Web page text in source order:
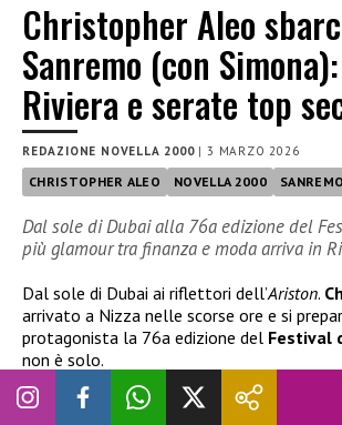
Christopher Aleo
Sanremo (con
Riviera e serate top
REDAZIONE NOVELLA 2000|3 MARZO 2026
CHRISTOPHER ALEO NOVELLA 2000
Dal sole di Dubai alla 76a edizione del
più glamour tra finanza e moda arriva in
Dal sole di Dubai ai riflettori dell’Ariston.
arrivato a Nizza nelle scorse ore e si
protagonista la 76a edizione del Festival
non è solo.
Al suo fianco, come sempre, la splendida